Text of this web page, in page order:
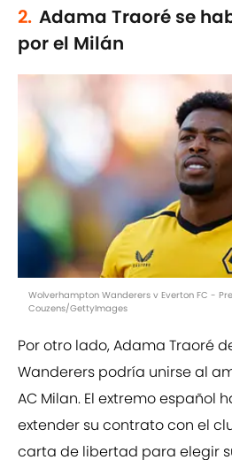
2. Adama Traoré se
por el Milán
Wolverhampton Wanderers v Everton FC -
Couzens/GettyImages
Por otro lado, Adama Traoré
Wanderers podría unirse al
AC Milan. El extremo español
extender su contrato con el
carta de libertad para elegir